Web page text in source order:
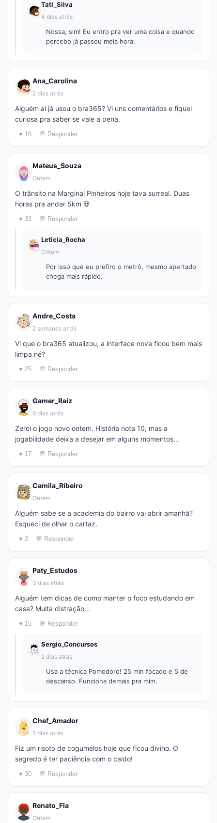
Tati_Silva
4 dias atrás
Nossa, sim! Eu entro pra ver uma coisa e quando
percebo já passou meia hora.
Ana_Carolina
2 dias atrás
Alguém aí já usou o bra365? Vi uns comentários e fiquei
curiosa pra saber se vale a pena.
♥ 16 💬 Responder
Mateus_Souza
Ontem
O trânsito na Marginal Pinheiros hoje tava surreal. Duas
horas pra andar 5km 💀
♥ 33 💬 Responder
Leticia_Rocha
Ontem
Por isso que eu prefiro o metrô, mesmo apertado
chega mais rápido.
Andre_Costa
2 semanas atrás
Vi que o bra365 atualizou, a interface nova ficou bem mais
limpa né?
♥ 25 💬 Responder
Gamer_Raiz
6 dias atrás
Zerei o jogo novo ontem. História nota 10, mas a
jogabilidade deixa a desejar em alguns momentos...
♥ 17 💬 Responder
Camila_Ribeiro
Ontem
Alguém sabe se a academia do bairro vai abrir amanhã?
Esqueci de olhar o cartaz.
♥ 2 💬 Responder
Paty_Estudos
3 dias atrás
Alguém tem dicas de como manter o foco estudando em
casa? Muita distração...
♥ 15 💬 Responder
Sergio_Concursos
2 dias atrás
Usa a técnica Pomodoro! 25 min focado e 5 de
descanso. Funciona demais pra mim.
Chef_Amador
5 dias atrás
Fiz um risoto de cogumelos hoje que ficou divino. O
segredo é ter paciência com o caldo!
♥ 30 💬 Responder
Renato_Fla
Ontem